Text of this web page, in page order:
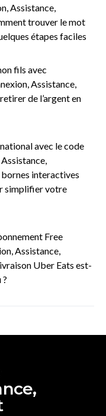
Assistance,
trouver le mot
étapes faciles
fils avec
Assistance,
de l’argent en
avec le code
bornes interactives
simplifier votre
Free
Assistance,
Uber Eats est-